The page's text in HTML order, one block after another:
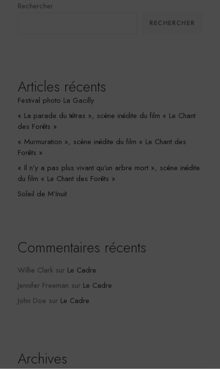
Rechercher
RECHERCHER
Articles récents
Festival photo La Gacilly
« La parade du tétras », scène inédite du film « Le Chant
des Forêts »
« Murmuration », scène inédite du film « Le Chant des
Forêts »
« Il n’y a pas plus vivant qu’un arbre mort », scène inédite
du film « Le Chant des Forêts »
Soleil de M’Inuit
Commentaires récents
Willie Clark sur Le Cadre
Jennifer Freeman sur Le Cadre
John Doe sur Le Cadre
Archives